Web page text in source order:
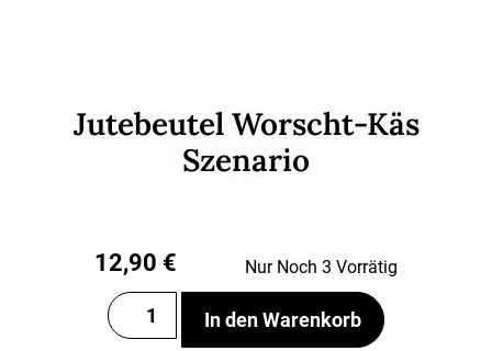
Jutebeutel Worscht-Käs
Szenario
12,90 € Nur Noch 3 Vorrätig
In den Warenkorb